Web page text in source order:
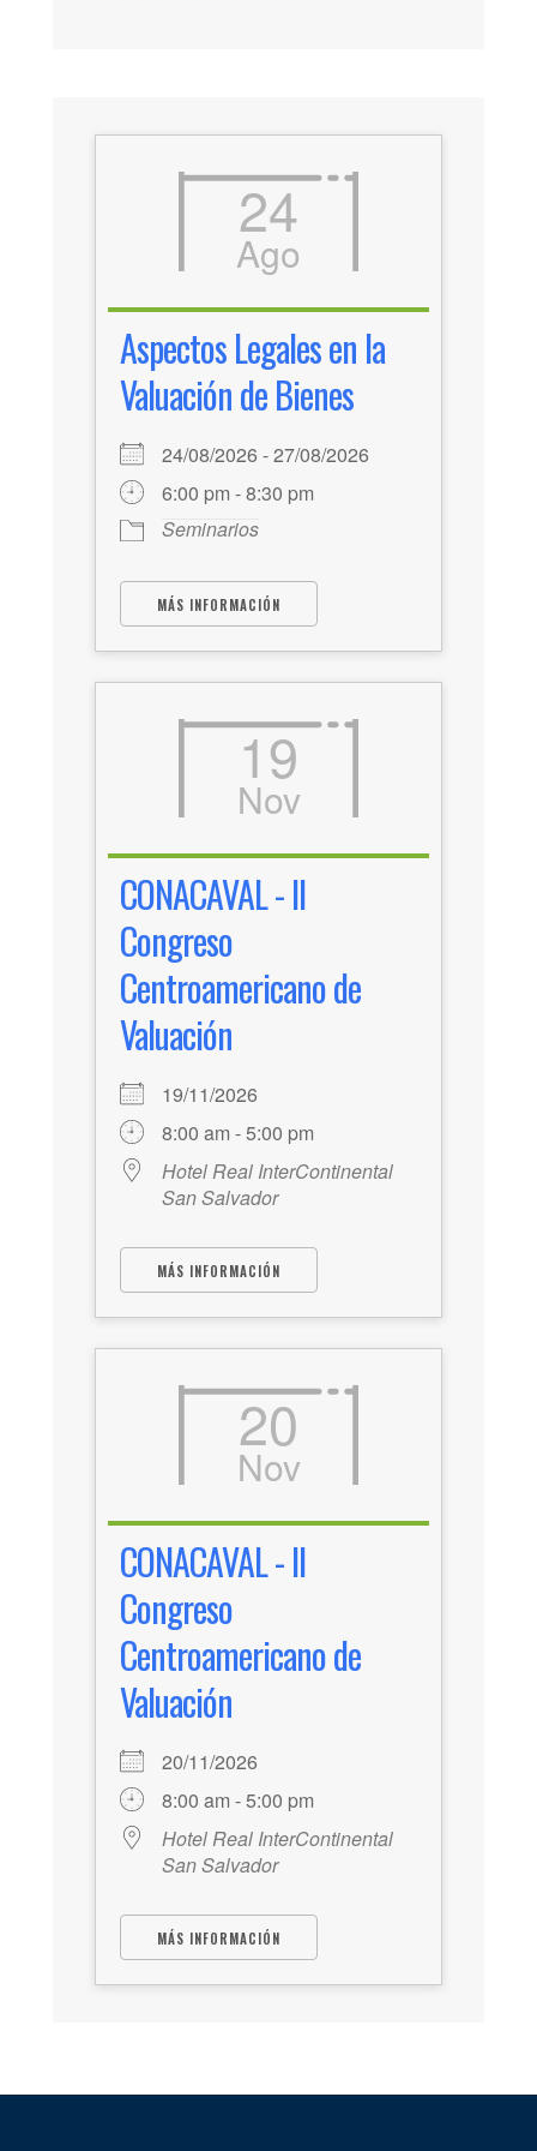
24
Ago
Aspectos Legales en la
Valuación de Bienes
24/08/2026 - 27/08/2026
6:00 pm - 8:30 pm
Seminarios
MÁS INFORMACIÓN
19
Nov
CONACAVAL - II
Congreso
Centroamericano de
Valuación
19/11/2026
8:00 am - 5:00 pm
Hotel Real InterContinental
San Salvador
MÁS INFORMACIÓN
20
Nov
CONACAVAL - II
Congreso
Centroamericano de
Valuación
20/11/2026
8:00 am - 5:00 pm
Hotel Real InterContinental
San Salvador
MÁS INFORMACIÓN